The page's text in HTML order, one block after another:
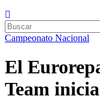
Campeonato Nacional
El
Team